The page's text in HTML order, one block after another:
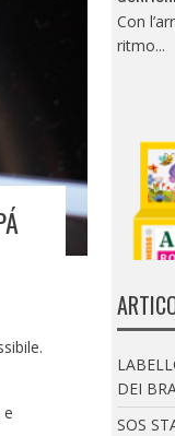
ROLL
Al mare
DEI
SOS